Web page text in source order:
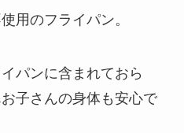
用のフライパン。
パンに含まれておら
子さんの身体も安心で